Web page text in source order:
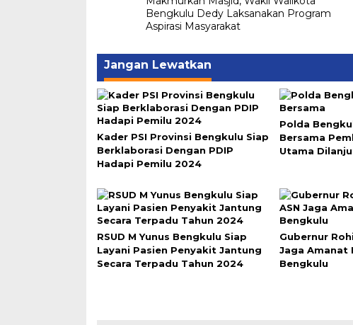
pos
Bengkulu Dedy Laksanakan Program
Aspirasi Masyarakat
Jangan Lewatkan
Kader PSI Provinsi Bengkulu Siap
Berklaborasi Dengan PDIP
Hadapi Pemilu 2024
Polda
Bersama
Utama
RSUD M Yunus Bengkulu Siap
Layani Pasien Penyakit Jantung
Secara Terpadu Tahun 2024
Gubernur
Jaga Amanat
Bengkulu